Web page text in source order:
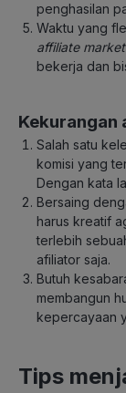
penghasilan
Waktu yang
affiliate
bekerja dan
Salah satu
komisi yang
Dengan kata
Bersaing
harus kreatif
terlebih
afiliator saja.
Butuh
membangun
kepercayaan
Tips